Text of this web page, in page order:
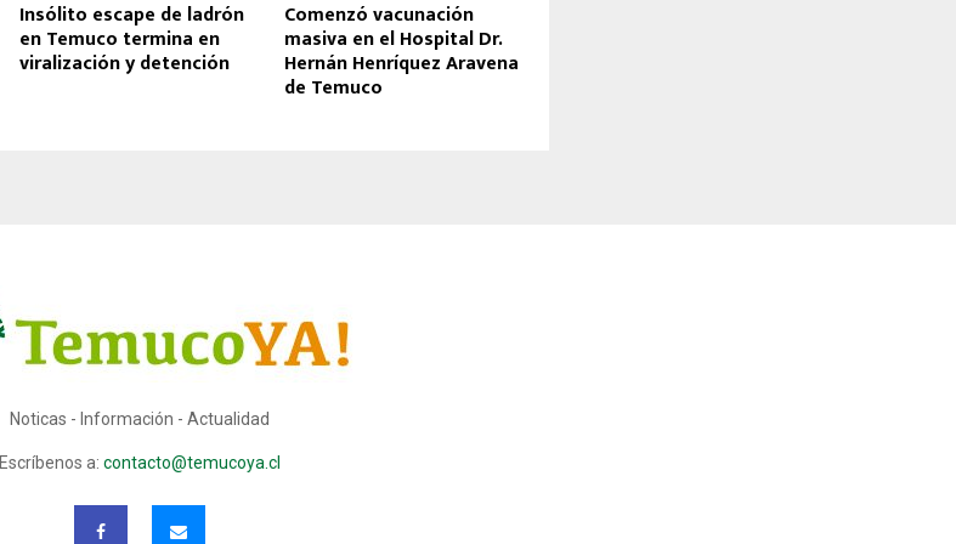
Insólito escape de ladrón
en Temuco termina en
viralización y detención
Comenzó vacunación
masiva en el Hospital Dr.
Hernán Henríquez Aravena
de Temuco
Noticas - Información - Actualidad
Escríbenos a: contacto@temucoya.cl